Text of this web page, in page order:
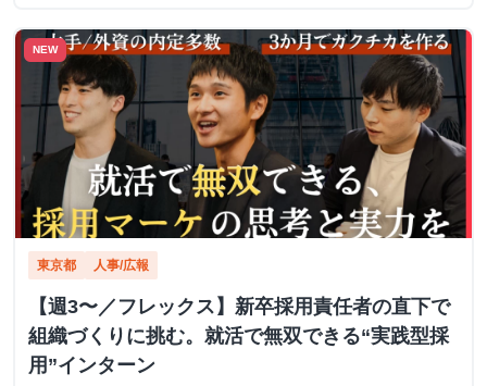
NEW
東京都 人事/広報
【週3〜／フレックス】新卒採用責任者の直下で
組織づくりに挑む。就活で無双できる“実践型採
用”インターン